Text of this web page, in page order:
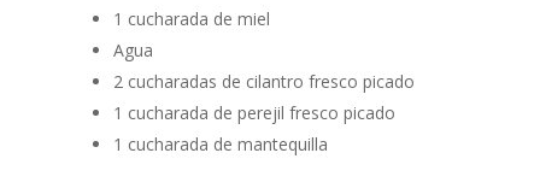
1 cucharada de miel
Agua
2 cucharadas de cilantro fresco picado
1 cucharada de perejil fresco picado
1 cucharada de mantequilla